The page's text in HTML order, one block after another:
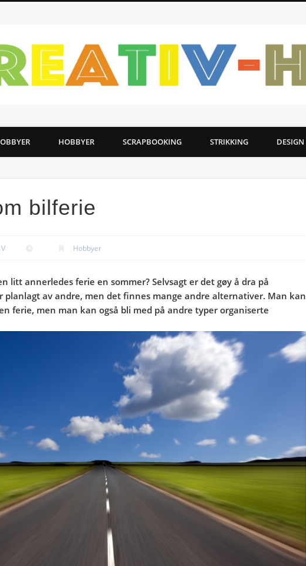
HOBBYER SCRAPBOOKING STRIKKING DESIGN
bilferie
Hobbyer
litt annerledes ferie en sommer? Selvsagt er det gøy å dra på
planlagt av andre, men det finnes mange andre alternativer. Man kan
ferie, men man kan også bli med på andre typer organiserte